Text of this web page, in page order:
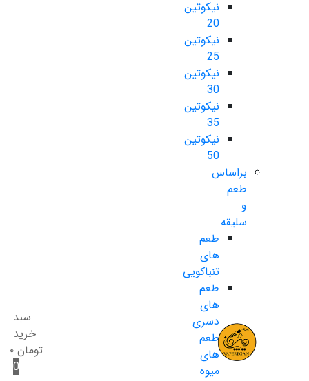
نیکوتین
20
نیکوتین
25
نیکوتین
30
نیکوتین
35
نیکوتین
50
براساس
طعم
و
سلیقه
طعم
های
تنباکویی
طعم
های
دسری
طعم
های
میوه
سبد
خرید
تومان ۰
0